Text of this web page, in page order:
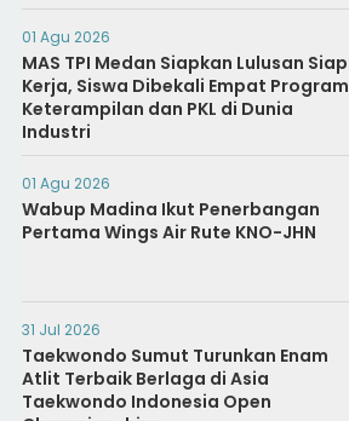
01 Agu 2026
MAS TPI Medan Siapkan Lulusan Siap
Kerja, Siswa Dibekali Empat Program
Keterampilan dan PKL di Dunia
Industri
01 Agu 2026
Wabup Madina Ikut Penerbangan
Pertama Wings Air Rute KNO-JHN
31 Jul 2026
Taekwondo Sumut Turunkan Enam
Atlit Terbaik Berlaga di Asia
Taekwondo Indonesia Open